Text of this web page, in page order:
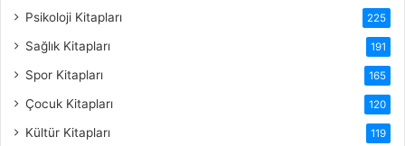
Psikoloji Kitapları 225
Sağlık Kitapları 191
Spor Kitapları 165
Çocuk Kitapları 120
Kültür Kitapları 119